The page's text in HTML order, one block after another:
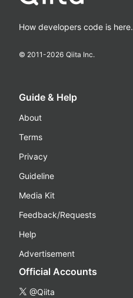
How developers code is here.
© 2011-2026 Qiita Inc.
Guide & Help
About
Terms
Privacy
Guideline
Media Kit
Feedback/Requests
Help
Advertisement
Official Accounts
@Qiita